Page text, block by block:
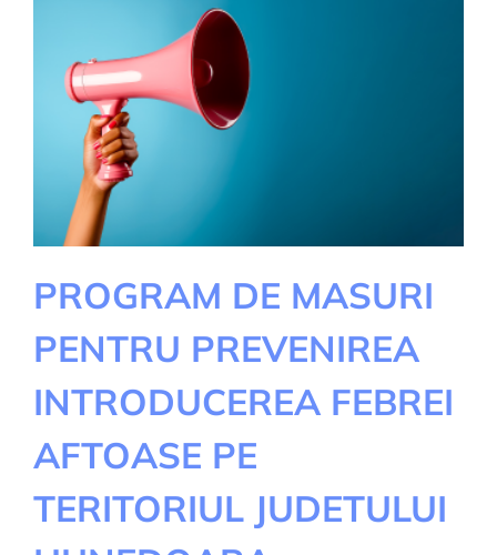
PROGRAM DE MASURI
PENTRU PREVENIREA
INTRODUCEREA FEBREI
AFTOASE PE
TERITORIUL JUDETULUI